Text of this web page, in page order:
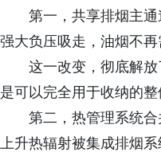
第一，共享排烟主
强大负压吸走，油烟不
这一改变，彻底解
是可以完全用于收纳的整
第二，热管理系统
上升热辐射被集成排烟